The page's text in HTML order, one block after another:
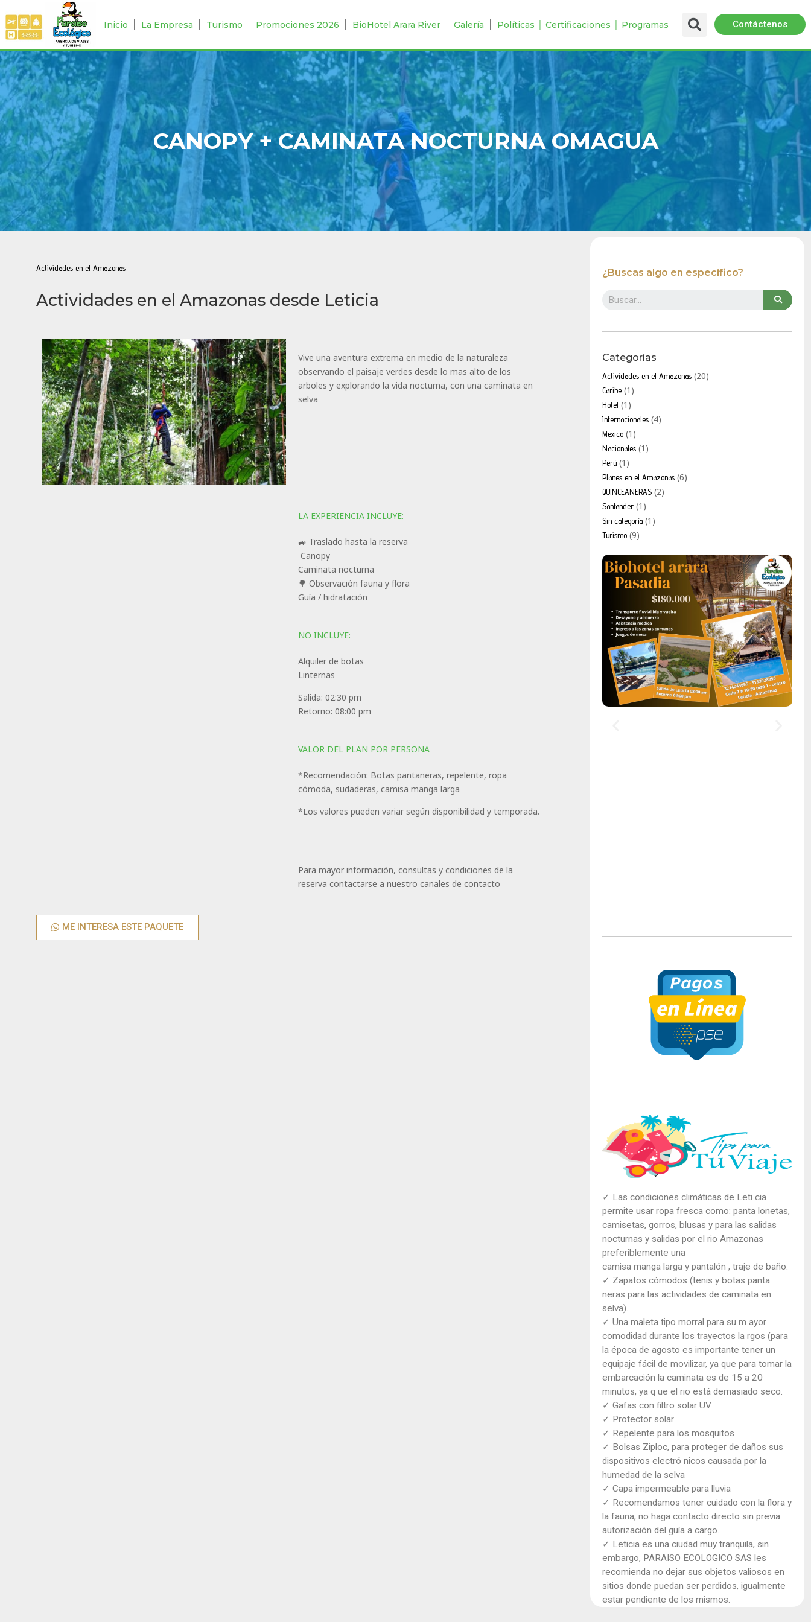
Inicio La Empresa Turismo Promociones 2026 BioHotel Arara River Galería Políticas │ Certificaciones │ Programas Contáctenos
CANOPY + CAMINATA NOCTURNA OMAGUA
Actividades en el Amazonas
Actividades en el Amazonas desde Leticia
Vive una aventura extrema en medio de la naturaleza
observando el paisaje verdes desde lo mas alto de los
arboles y explorando la vida nocturna, con una caminata en
selva
LA EXPERIENCIA INCLUYE:
🚙 Traslado hasta la reserva
️ ️Canopy
Caminata nocturna
🌳 Observación fauna y flora
Guía / hidratación
NO INCLUYE:
Alquiler de botas
Linternas
Salida: 02:30 pm
Retorno: 08:00 pm
VALOR DEL PLAN POR PERSONA
*Recomendación: Botas pantaneras, repelente, ropa
cómoda, sudaderas, camisa manga larga
*Los valores pueden variar según disponibilidad y temporada.
Para mayor información, consultas y condiciones de la
reserva contactarse a nuestro canales de contacto
ME INTERESA ESTE PAQUETE
¿Buscas algo en específico?
Categorías
Actividades en el Amazonas(20)
Caribe(1)
Hotel (1)
Internacionales(4)
Mexico(1)
Nacionales(1)
Perú(1)
Planes en el Amazonas(6)
QUINCEAÑERAS(2)
Santander(1)
Sin categoría(1)
Turismo(9)
✓ Las condiciones climáticas de Leti cia
permite usar ropa fresca como: panta lonetas,
camisetas, gorros, blusas y para las salidas
nocturnas y salidas por el rio Amazonas
preferiblemente una
camisa manga larga y pantalón , traje de baño.
✓ Zapatos cómodos (tenis y botas panta
neras para las actividades de caminata en
selva).
✓ Una maleta tipo morral para su m ayor
comodidad durante los trayectos la rgos (para
la época de agosto es importante tener un
equipaje fácil de movilizar, ya que para tomar la
embarcación la caminata es de 15 a 20
minutos, ya q ue el rio está demasiado seco.
✓ Gafas con filtro solar UV
✓ Protector solar
✓ Repelente para los mosquitos
✓ Bolsas Ziploc, para proteger de daños sus
dispositivos electró nicos causada por la
humedad de la selva
✓ Capa impermeable para lluvia
✓ Recomendamos tener cuidado con la flora y
la fauna, no haga contacto directo sin previa
autorización del guía a cargo.
✓ Leticia es una ciudad muy tranquila, sin
embargo, PARAISO ECOLOGICO SAS les
recomienda no dejar sus objetos valiosos en
sitios donde puedan ser perdidos, igualmente
estar pendiente de los mismos.